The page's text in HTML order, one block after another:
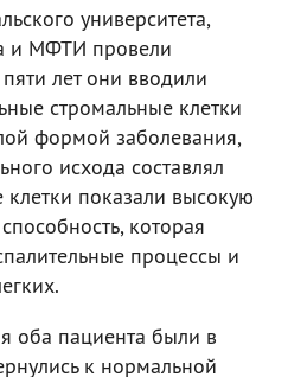
университета,
и МФТИ провели
лет они вводили
стромальные клетки
формой заболевания,
исхода составлял
клетки показали высокую
которая
процессы и
оба пациента были в
к нормальной